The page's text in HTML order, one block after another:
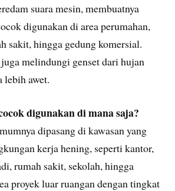
suara mesin, membuatnya
digunakan di area perumahan,
sakit, hingga gedung komersial.
melindungi genset dari hujan
lebih awet.
digunakan di mana saja?
dipasang di kawasan yang
kerja hening, seperti kantor,
rumah sakit, sekolah, hingga
proyek luar ruangan dengan tingkat